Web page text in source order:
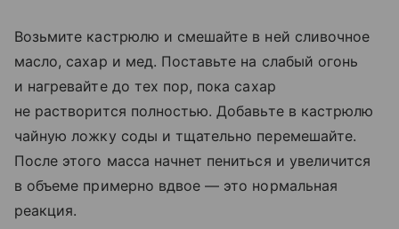
Возьмите кастрюлю и смешайте в ней сливочное
масло, сахар и мед. Поставьте на слабый огонь
и нагревайте до тех пор, пока сахар
не растворится полностью. Добавьте в кастрюлю
чайную ложку соды и тщательно перемешайте.
После этого масса начнет пениться и увеличится
в объеме примерно вдвое — это нормальная
реакция.